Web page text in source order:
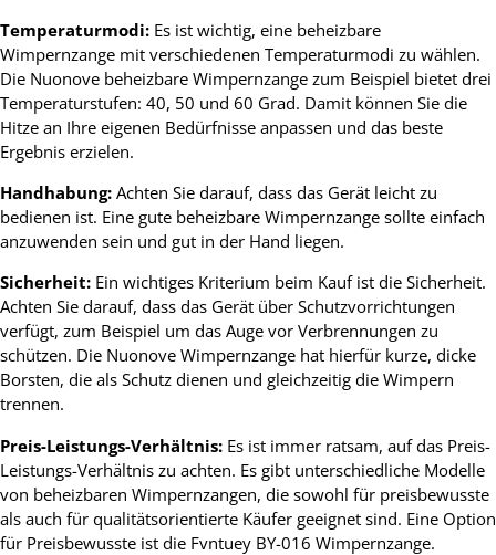
Temperaturmodi: Es ist wichtig, eine beheizbare
Wimpernzange mit verschiedenen Temperaturmodi zu wählen.
Die Nuonove beheizbare Wimpernzange zum Beispiel bietet drei
Temperaturstufen: 40, 50 und 60 Grad. Damit können Sie die
Hitze an Ihre eigenen Bedürfnisse anpassen und das beste
Ergebnis erzielen.
Handhabung: Achten Sie darauf, dass das Gerät leicht zu
bedienen ist. Eine gute beheizbare Wimpernzange sollte einfach
anzuwenden sein und gut in der Hand liegen.
Sicherheit: Ein wichtiges Kriterium beim Kauf ist die Sicherheit.
Achten Sie darauf, dass das Gerät über Schutzvorrichtungen
verfügt, zum Beispiel um das Auge vor Verbrennungen zu
schützen. Die Nuonove Wimpernzange hat hierfür kurze, dicke
Borsten, die als Schutz dienen und gleichzeitig die Wimpern
trennen.
Preis-Leistungs-Verhältnis: Es ist immer ratsam, auf das Preis-
Leistungs-Verhältnis zu achten. Es gibt unterschiedliche Modelle
von beheizbaren Wimpernzangen, die sowohl für preisbewusste
als auch für qualitätsorientierte Käufer geeignet sind. Eine Option
für Preisbewusste ist die Fvntuey BY-016 Wimpernzange.